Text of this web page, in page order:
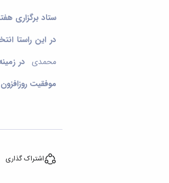
ستاد برگزاری هفته پژوهش ۱۴۰۴ استان همدان، در مراسمی از پژوهشگران برتر استانی
در این راستا
محمدی در
موفقیت
اشتراک گذاری